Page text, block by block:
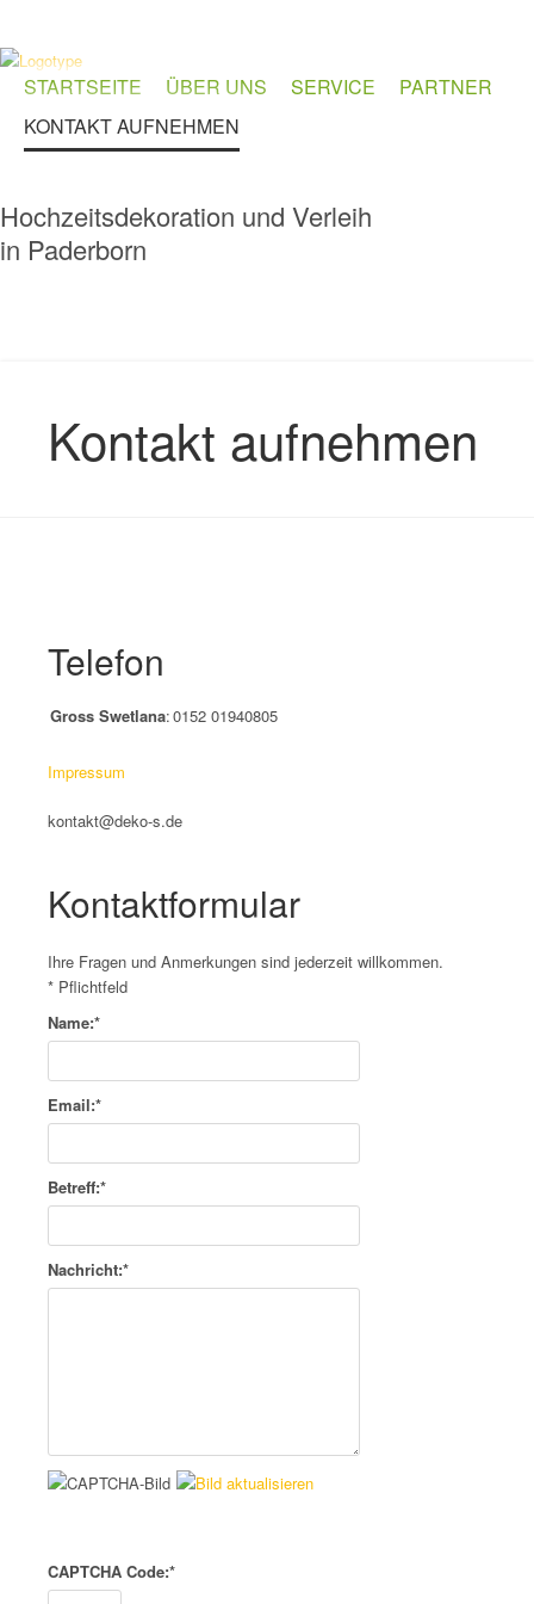
STARTSEITE ÜBER UNS SERVICE
PARTNER
KONTAKT AUFNEHMEN
Hochzeitsdekoration und Verleih
in Paderborn
Kontakt aufnehmen
Telefon
Gross Swetlana:0152 01940805
Impressum
kontakt@deko-s.de
Kontaktformular
Ihre Fragen und Anmerkungen sind jederzeit willkommen.
* Pflichtfeld
Name:*
Email:*
Betreff:*
Nachricht:*
CAPTCHA Code:*